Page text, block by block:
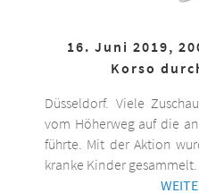
16. Juni 2019,
Korso
Düsseldorf. Viele
vom Höherweg auf die
führte. Mit der Aktion
kranke Kinder gesammelt.